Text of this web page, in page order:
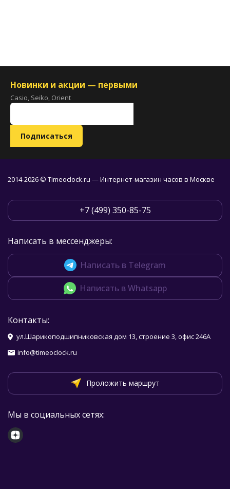
Новинки и акции — первыми
Casio, Seiko, Orient
2014-2026 © Timeoclock.ru — Интернет-магазин часов в Москве
+7 (499) 350-85-75
Написать в мессенджеры:
Написать в Telegram
Написать в Whatsapp
Контакты:
ул.Шарикоподшипниковская дом 13, строение 3, офис 246А
info@timeoclock.ru
Проложить маршрут
Мы в социальных сетях: